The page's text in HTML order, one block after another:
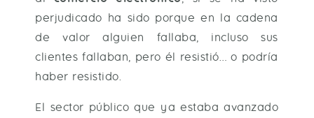
perjudicado ha sido porque en la cadena
de valor alguien fallaba, incluso sus
clientes fallaban, pero él resistió… o podría
haber resistido.
El sector público que ya estaba avanzado